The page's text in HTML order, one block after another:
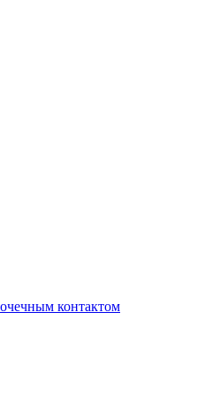
контактом